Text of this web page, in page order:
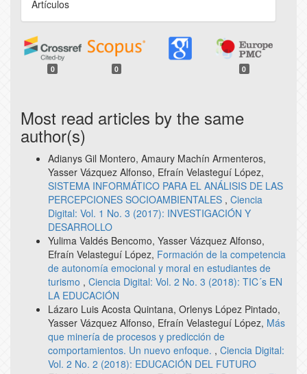
Artículos
0 0 0
Most read articles by the same
author(s)
Adianys Gil Montero, Amaury Machín Armenteros,
Yasser Vázquez Alfonso, Efraín Velasteguí López,
SISTEMA INFORMÁTICO PARA EL ANÁLISIS DE LAS
PERCEPCIONES SOCIOAMBIENTALES , Ciencia
Digital: Vol. 1 No. 3 (2017): INVESTIGACIÓN Y
DESARROLLO
Yulima Valdés Bencomo, Yasser Vázquez Alfonso,
Efraín Velasteguí López, Formación de la competencia
de autonomía emocional y moral en estudiantes de
turismo , Ciencia Digital: Vol. 2 No. 3 (2018): TIC´s EN
LA EDUCACIÓN
Lázaro Luis Acosta Quintana, Orlenys López Pintado,
Yasser Vázquez Alfonso, Efraín Velasteguí López, Más
que minería de procesos y predicción de
comportamientos. Un nuevo enfoque. , Ciencia Digital:
Vol. 2 No. 2 (2018): EDUCACIÓN DEL FUTURO